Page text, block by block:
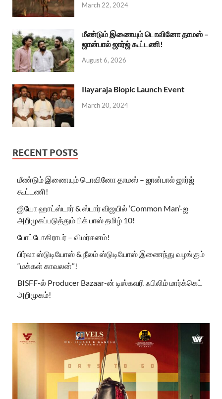
March 22, 2024
மீண்டும் இணையும் டொவினோ தாமஸ் –
ஜான்பால் ஜார்ஜ் கூட்டணி!
August 6, 2026
Ilayaraja Biopic Launch Event
March 20, 2024
RECENT POSTS
மீண்டும் இணையும் டொவினோ தாமஸ் – ஜான்பால் ஜார்ஜ்
கூட்டணி!
ஜியோ ஹாட்ஸ்டார் & ஸ்டார் விஜயில் ‘Common Man’-ஐ
அறிமுகப்படுத்தும் பிக் பாஸ் தமிழ் 10!
போட்டோகிராபர் – விமர்சனம்!
பிர்லா ஸ்டுடியோஸ் & நீலம் ஸ்டுடியோஸ் இணைந்து வழங்கும்
“மக்கள் காவலன்”!
BISFF-ல் Producer Bazaar-ன் டிஸ்கவரி ஃபிலிம் மார்க்கெட்
அறிமுகம்!